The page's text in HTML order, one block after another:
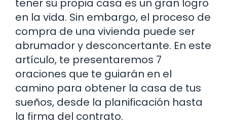
tener su propia casa es un gran logro
en la vida. Sin embargo, el proceso de
compra de una vivienda puede ser
abrumador y desconcertante. En este
artículo, te presentaremos 7
oraciones que te guiarán en el
camino para obtener la casa de tus
sueños, desde la planificación hasta
la firma del contrato.